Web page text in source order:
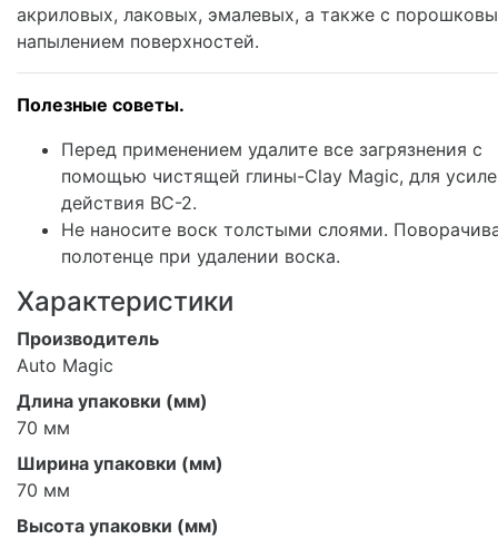
акриловых, лаковых, эмалевых, а также с
напылением поверхностей.
Полезные советы.
Перед применением удалите все загрязнения с
помощью чистящей глины-Clay Magic, для
действия BC-2.
Не наносите воск толстыми слоями.
полотенце при удалении воска.
Характеристики
Производитель
Auto Magic
Длина упаковки (мм)
70 мм
Ширина упаковки (мм)
70 мм
Высота упаковки (мм)